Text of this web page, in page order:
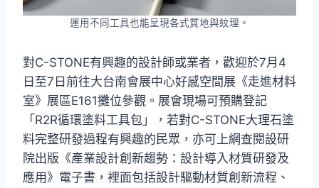
運用不同工具也能呈現各式質地與紋理。
對C-STONE有興趣的設計師或業者，歡迎於7月4
日至7日前往大台南會展中心好感空間展《走進材料
室》展區E161攤位參觀。展會現場可預購登記
「R2R循環塗料工具包」，若對C-STONE大理石塗
料完整研發過程有興趣的民眾，亦可上網查閱設研
院出版《產業設計創新趨勢：設計導入材質研發及
應用》電子書，裡面包括設計驅動材質創新流程、